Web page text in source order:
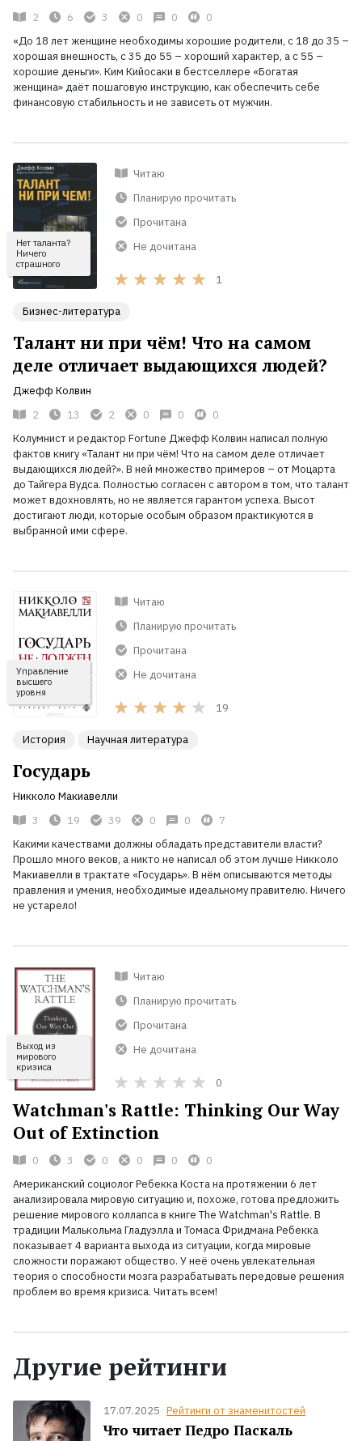
2
6 3 0 0
0
«До 18 лет женщине необходимы хорошие родители, с 18 до 35 –
хорошая внешность, с 35 до 55 – хороший характер, а с 55 –
хорошие деньги». Ким Кийосаки в бестселлере «Богатая
женщина» даёт пошаговую инструкцию, как обеспечить себе
финансовую стабильность и не зависеть от мужчин.
Нет таланта?
Ничего
страшного
Читаю
Планирую прочитать
Прочитана
Не дочитана
1
Бизнес-литература
Талант ни при чём! Что на самом
деле отличает выдающихся людей?
Джефф Колвин
2
13 2 0 0
0
Колумнист и редактор Fortune Джефф Колвин написал полную
фактов книгу «Талант ни при чём! Что на самом деле отличает
выдающихся людей?». В ней множество примеров – от Моцарта
до Тайгера Вудса. Полностью согласен с автором в том, что талант
может вдохновлять, но не является гарантом успеха. Высот
достигают люди, которые особым образом практикуются в
выбранной ими сфере.
Управление
высшего
уровня
Читаю
Планирую прочитать
Прочитана
Не дочитана
19
История Научная литература
Государь
Никколо Макиавелли
3
19 39 0 0
7
Какими качествами должны обладать представители власти?
Прошло много веков, а никто не написал об этом лучше Никколо
Макиавелли в трактате «Государь». В нём описываются методы
правления и умения, необходимые идеальному правителю. Ничего
не устарело!
Выход из
мирового
кризиса
Читаю
Планирую прочитать
Прочитана
Не дочитана
0
Watchman's Rattle: Thinking Our Way
Out of Extinction
0 3 0 0 0
0
Американский социолог Ребекка Коста на протяжении 6 лет
анализировала мировую ситуацию и, похоже, готова предложить
решение мирового коллапса в книге The Watchman's Rattle. В
традиции Малькольма Гладуэлла и Томаса Фридмана Ребекка
показывает 4 варианта выхода из ситуации, когда мировые
сложности поражают общество. У неё очень увлекательная
теория о способности мозга разрабатывать передовые решения
проблем во время кризиса. Читать всем!
Другие рейтинги
17.07.2025 Рейтинги от знаменитостей
Что читает Педро Паскаль